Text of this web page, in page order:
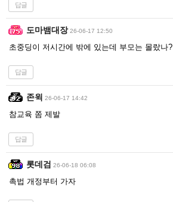
답글
도마뱀대장 26-06-17 12:50
초중딩이 저시간에 밖에 있는데 부모는 몰랐나?
답글
존윅 26-06-17 14:42
참교육 쫌 제발
답글
롯데검 26-06-18 06:08
촉법 개정부터 가자